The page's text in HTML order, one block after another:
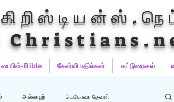
பைபிள்-Bible கேள்வி பதில்கள் கட்டுரைகள்
அல்லாஹ் யெகோவா தேவன்